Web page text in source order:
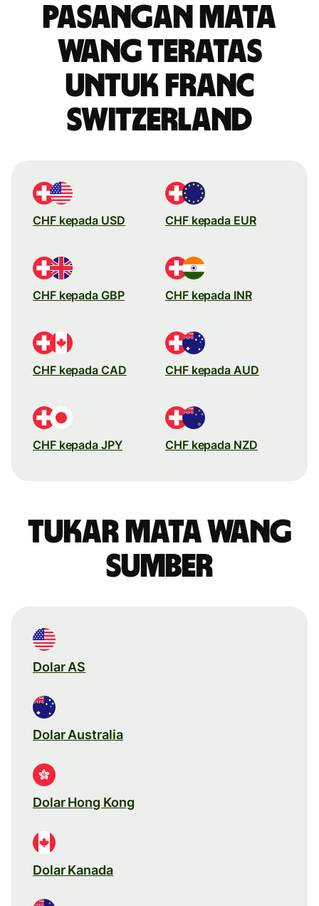
Pasangan mata
wang teratas
untuk franc
Switzerland
CHF kepada USD CHF kepada EUR
CHF kepada GBP CHF kepada INR
CHF kepada CAD CHF kepada AUD
CHF kepada JPY CHF kepada NZD
Tukar mata wang
sumber
Dolar AS
Dolar Australia
Dolar Hong Kong
Dolar Kanada